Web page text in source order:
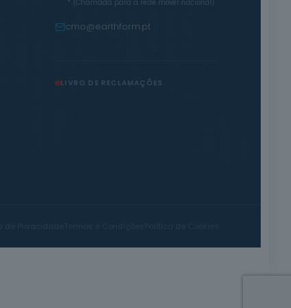
* (Chamada para a rede móvel nacional)
cmo@earthform.pt
LIVRO DE RECLAMAÇÕES